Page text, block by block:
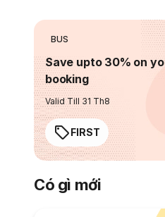
BUS
Save upto 30% on
booking
Valid Till 31 Th8
FIRST
Có gì mới